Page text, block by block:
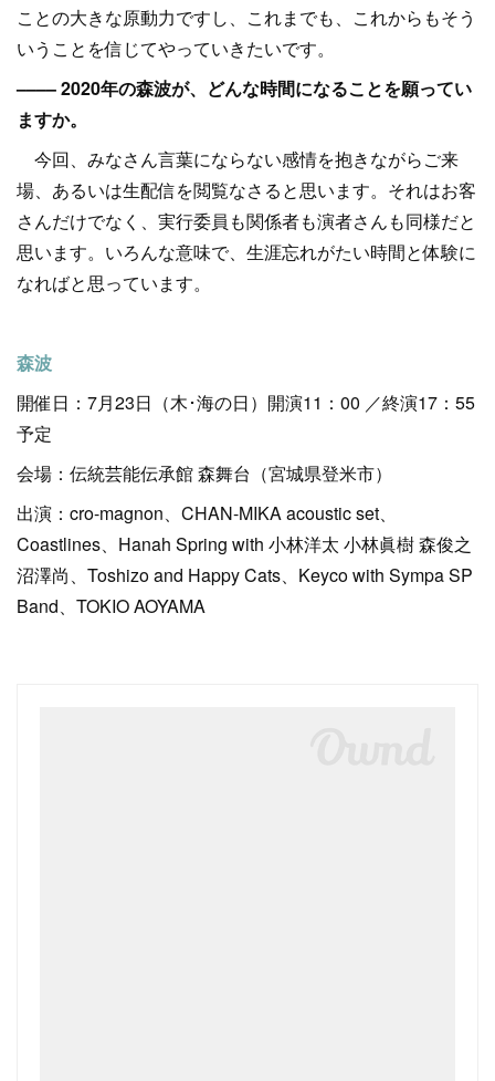
ことの大きな原動力ですし、これまでも、これからもそう
いうことを信じてやっていきたいです。
–––– 2020年の森波が、どんな時間になることを願ってい
ますか。
今回、みなさん言葉にならない感情を抱きながらご来
場、あるいは生配信を閲覧なさると思います。それはお客
さんだけでなく、実行委員も関係者も演者さんも同様だと
思います。いろんな意味で、生涯忘れがたい時間と体験に
なればと思っています。
森波
開催日：7月23日（木･海の日）開演11：00 ／終演17：55
予定
会場：伝統芸能伝承館 森舞台（宮城県登米市）
出演：cro-magnon、CHAN-MIKA acoustic set、
Coastlines、Hanah Spring with 小林洋太 小林眞樹 森俊之
沼澤尚、Toshizo and Happy Cats、Keyco with Sympa SP
Band、TOKIO AOYAMA